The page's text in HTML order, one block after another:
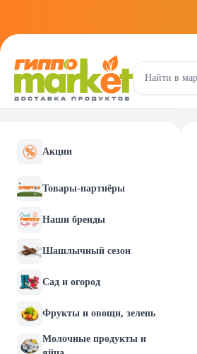
Акции
Товары-партнёры
Наши бренды
Шашлычный сезон
Сад и огород
Фрукты и овощи, зелень
Молочные продукты и